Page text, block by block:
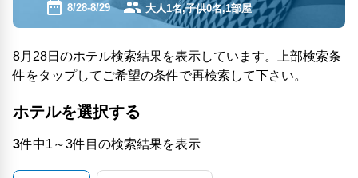
8/28-8/29 大人1名,子供0名,1部屋
8月28日のホテル検索結果を表示しています。上部検索条
件をタップしてご希望の条件で再検索して下さい。
ホテルを選択する
3件中1～3件目の検索結果を表示